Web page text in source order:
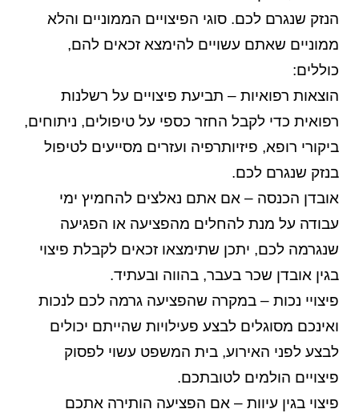
הנזק שנגרם לכם. סוגי הפיצויים הממוניים והלא
ממוניים שאתם עשויים להימצא זכאים להם,
כוללים:
הוצאות רפואיות – תביעת פיצויים על רשלנות
רפואית כדי לקבל החזר כספי על טיפולים, ניתוחים,
ביקורי רופא, פיזיותרפיה ועזרים מסייעים לטיפול
בנזק שנגרם לכם.
אובדן הכנסה – אם אתם נאלצים להחמיץ ימי
עבודה על מנת להחלים מהפציעה או הפגיעה
שנגרמה לכם, יתכן שתימצאו זכאים לקבלת פיצוי
בגין אובדן שכר בעבר, בהווה ובעתיד.
פיצויי נכות – במקרה שהפציעה גרמה לכם לנכות
ואינכם מסוגלים לבצע פעילויות שהייתם יכולים
לבצע לפני האירוע, בית המשפט עשוי לפסוק
פיצויים הולמים לטובתכם.
פיצוי בגין עיוות – אם הפציעה הותירה אתכם